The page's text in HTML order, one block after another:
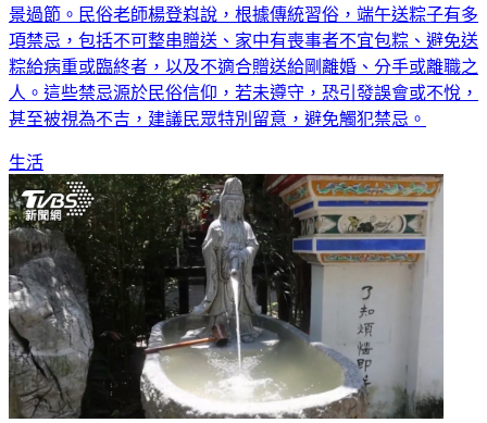
景過節。民俗老師楊登嵙說，根據傳統習俗，端午送粽子有多
項禁忌，包括不可整串贈送、家中有喪事者不宜包粽、避免送
粽給病重或臨終者，以及不適合贈送給剛離婚、分手或離職之
人。這些禁忌源於民俗信仰，若未遵守，恐引發誤會或不悅，
甚至被視為不吉，建議民眾特別留意，避免觸犯禁忌。
生活